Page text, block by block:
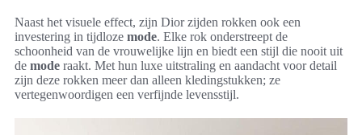
Naast het visuele effect, zijn Dior zijden rokken ook een
investering in tijdloze mode. Elke rok onderstreept de
schoonheid van de vrouwelijke lijn en biedt een stijl die nooit uit
de mode raakt. Met hun luxe uitstraling en aandacht voor detail
zijn deze rokken meer dan alleen kledingstukken; ze
vertegenwoordigen een verfijnde levensstijl.